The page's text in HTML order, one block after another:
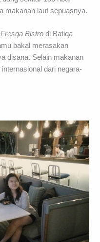
makanan laut sepuasnya.
Fresqa Bistro di Batiqa
bakal merasakan
disana. Selain makanan
dari negara-